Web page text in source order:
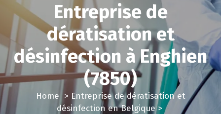
e
n
t
Entreprise de
dératisation et
désinfection à Enghien
(7850)
Home > Entreprise de dératisation et
désinfection en Belgique>